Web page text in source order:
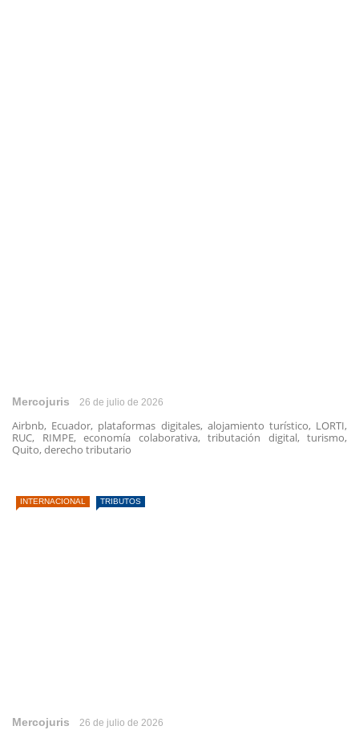
Mercojuris 26 de julio de 2026
Airbnb, Ecuador, plataformas digitales, alojamiento turístico, LORTI,
RUC, RIMPE, economía colaborativa, tributación digital, turismo,
Quito, derecho tributario
INTERNACIONAL TRIBUTOS
Mercojuris 26 de julio de 2026